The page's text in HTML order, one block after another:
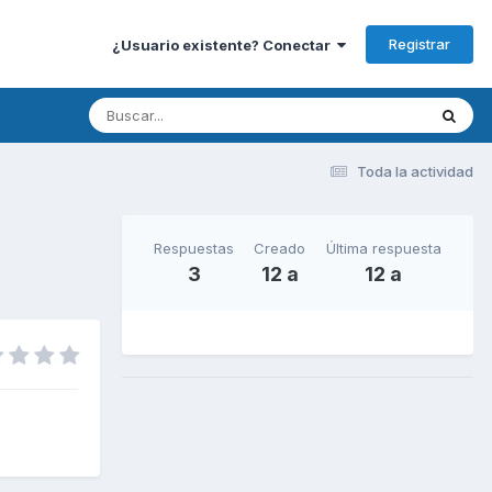
¿Usuario existente? Conectar Registrar
Toda la actividad
Respuestas
3
Creado
12 a
Última respuesta
12 a